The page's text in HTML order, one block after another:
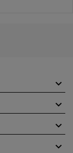



